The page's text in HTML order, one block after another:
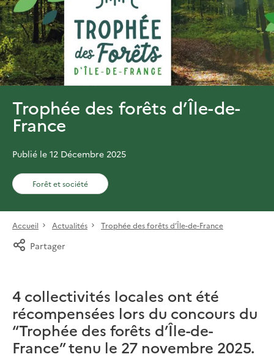
Trophée des forêts d’Île-de-
France
Publié le 12 Décembre 2025
Forêt et société
Accueil Actualités Trophée des forêts d’Île-de-France
Partager
4 collectivités locales ont été
récompensées lors du concours du
“Trophée des forêts d’Île-de-
France” tenu le 27 novembre 2025.